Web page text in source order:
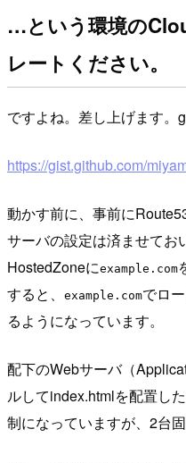
…という環境の
レートください。
ですよね。差し上げます。
https://gist.github.com/
動かす前に、事前に
サーバの設定は済ませてお
HostedZoneにexample.com
すると、
example.comでロ
るようになっています。
配下のWebサーバ（
ルしてindex.htmlを配置し
制になっていますが、2台固